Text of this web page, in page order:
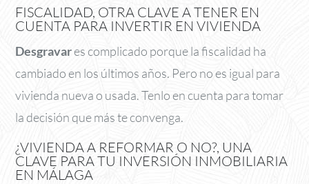
FISCALIDAD, OTRA CLAVE A TENER EN
CUENTA PARA INVERTIR EN VIVIENDA
Desgravares complicado porque la fiscalidad ha
cambiado en los últimos años. Pero no es igual para
vivienda nueva o usada. Tenlo en cuenta para tomar
la decisión que más te convenga.
¿VIVIENDA A REFORMAR O NO?, UNA
CLAVE PARA TU INVERSIÓN INMOBILIARIA
EN MÁLAGA